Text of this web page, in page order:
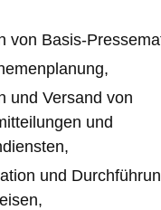
von Basis-
und Versand von
und
und